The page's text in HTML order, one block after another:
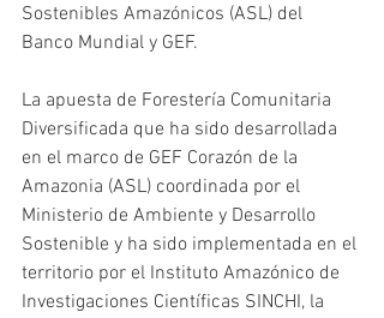
Sostenibles Amazónicos (ASL) del
Banco Mundial y GEF.
La apuesta de Forestería Comunitaria
Diversificada que ha sido desarrollada
en el marco de GEF Corazón de la
Amazonia (ASL) coordinada por el
Ministerio de Ambiente y Desarrollo
Sostenible y ha sido implementada en el
territorio por el Instituto Amazónico de
Investigaciones Científicas SINCHI, la